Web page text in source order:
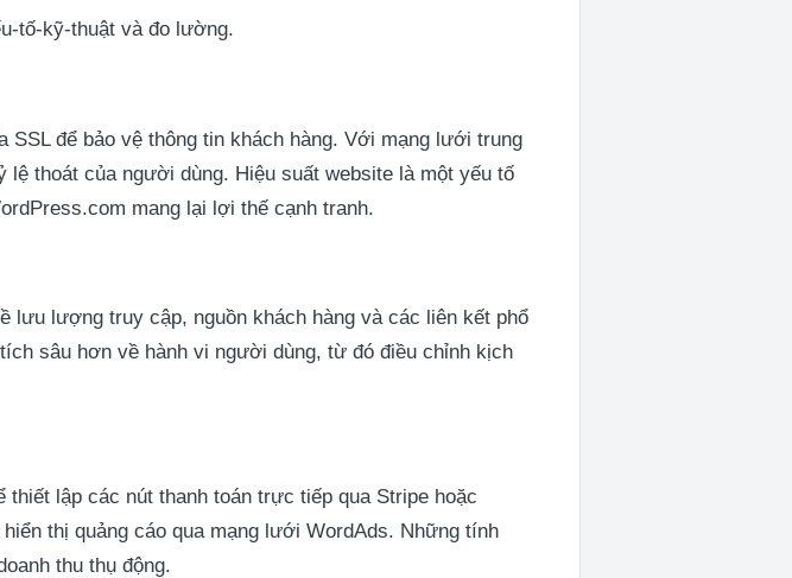
tố-kỹ-thuật và đo lường.
để bảo vệ thông tin khách hàng. Với mạng lưới trung
thoát của người dùng. Hiệu suất website là một yếu tố
mang lại lợi thế cạnh tranh.
lưu lượng truy cập, nguồn khách hàng và các liên kết phổ
sâu hơn về hành vi người dùng, từ đó điều chỉnh kịch
lập các nút thanh toán trực tiếp qua Stripe hoặc
thị quảng cáo qua mạng lưới WordAds. Những tính
thu thụ động.